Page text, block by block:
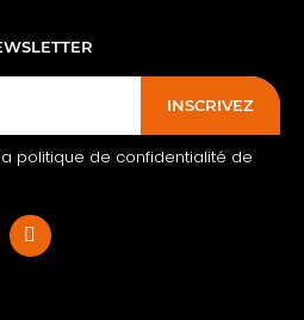
INSCRIVEZ
politique de confidentialité de